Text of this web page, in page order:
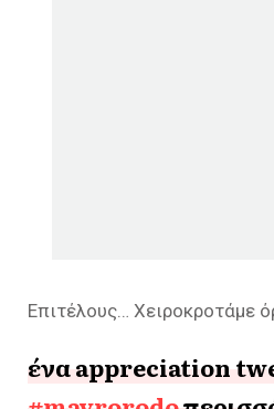
Επιτέλους… Χειροκροτάμε
ένα appreciation